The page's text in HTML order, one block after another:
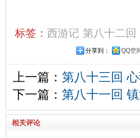
标签： 西游记 第八十二回
分享到： QQ空
上一篇： 第八十三回
下一篇： 第八十一回
相关评论